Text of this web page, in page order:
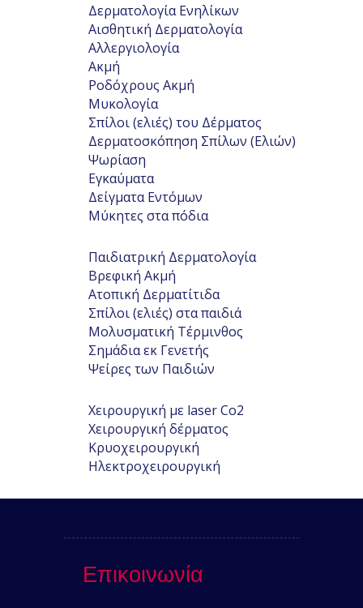
Δερματολογία Ενηλίκων
Αισθητική Δερματολογία
Αλλεργιολογία
Ακμή
Ροδόχρους Ακμή
Μυκολογία
Σπίλοι (ελιές) του Δέρματος
Δερματοσκόπηση Σπίλων (Ελιών)
Ψωρίαση
Εγκαύματα
Δείγματα Εντόμων
Μύκητες στα πόδια
Παιδιατρική Δερματολογία
Βρεφική Ακμή
Ατοπική Δερματίτιδα
Σπίλοι (ελιές) στα παιδιά
Μολυσματική Τέρμινθος
Σημάδια εκ Γενετής
Ψείρες των Παιδιών
Χειρουργική με laser Co2
Χειρουργική δέρματος
Κρυοχειρουργική
Ηλεκτροχειρουργική
Επικοινωνία